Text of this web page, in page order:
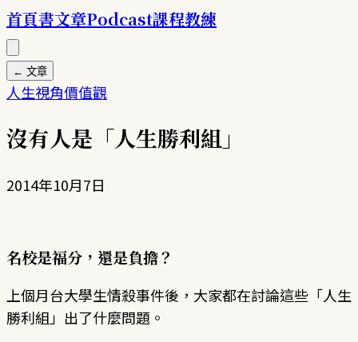
首頁書文章Podcast課程教練
← 文章
人生視角價值觀
沒有人是「人生勝利組」
2014年10月7日
名校是福分，還是負擔？
上個月台大學生情殺事件後，大家都在討論這些「人生
勝利組」出了什麼問題。